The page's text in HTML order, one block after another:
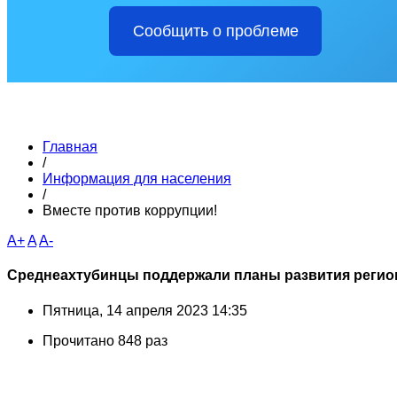
Сообщить о проблеме
Главная
/
Информация для населения
/
Вместе против коррупции!
A+AA-
Среднеахтубинцы поддержали планы развития
Пятница, 14 апреля 2023 14:35
Прочитано 848 раз